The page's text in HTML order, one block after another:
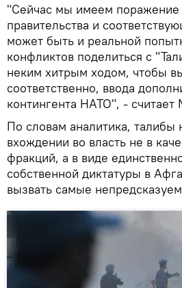
"Сейчас мы имеем поражение
правительства и
может быть и реальной
конфликтов поделиться с
неким хитрым ходом, чтобы
соответственно, ввода
контингента НАТО", - считает
По словам аналитика, талибы
вхождении во власть не в
фракций, а в виде
собственной диктатуры в
вызвать самые